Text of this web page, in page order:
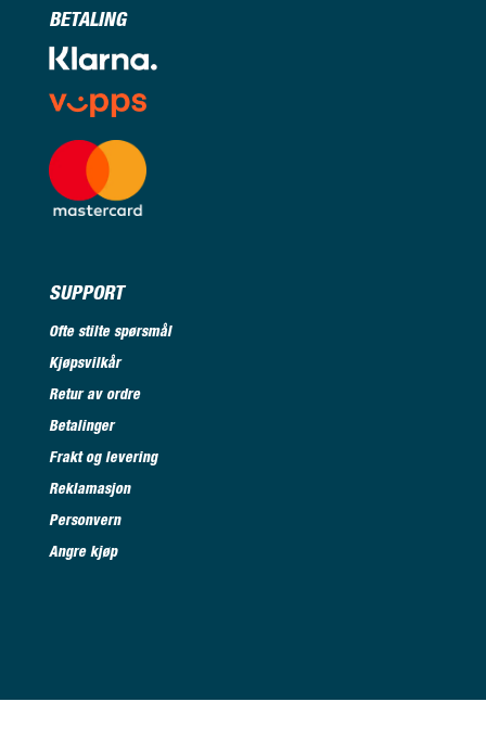
BETALING
SUPPORT
Ofte stilte spørsmål
Kjøpsvilkår
Retur av ordre
Betalinger
Frakt og levering
Reklamasjon
Personvern
Angre kjøp